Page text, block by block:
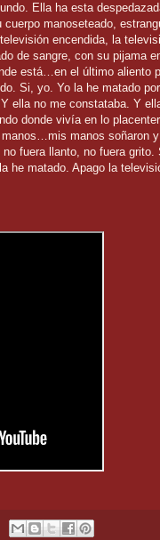
Ella ha esta
manoseteado,
encendida, la
de sangre, con su pijama
está…en el último aliento
Si, yo. Yo la he matado
ella no me constataba. Y
donde vivía en lo
manos soñaron
fuera llanto, no fuera grito.
he matado. Apago la